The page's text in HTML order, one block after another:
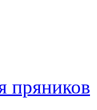
пряников